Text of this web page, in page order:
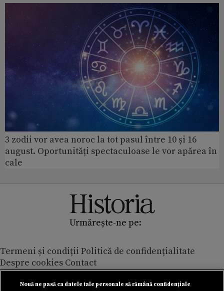
3 zodii vor avea noroc la tot pasul între 10 și 16
august. Oportunități spectaculoase le vor apărea în
cale
Urmărește-ne pe:
Termeni și condiții Politică de confidențialitate
Despre cookies Contact
Modifică preferințe pentru confidențialitate
© Toate drepturile rezervate Adevarul Holding 2026
Nouă ne pasă ca datele tale personale să rămână confidențiale